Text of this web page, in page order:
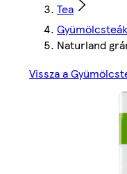
Tea
Gyümölcsteák
Naturland
Vissza a